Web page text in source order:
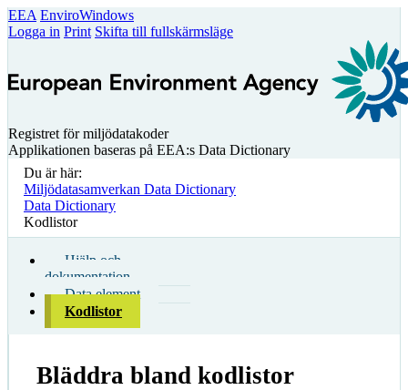
EEA EnviroWindows
Logga in Print Skifta till fullskärmsläge
Registret för miljödatakoder
Applikationen baseras på EEA:s Data Dictionary
Du är här:
Miljödatasamverkan Data Dictionary
Data Dictionary
Kodlistor
Hjälp och
dokumentation
Data element
Kodlistor
Bläddra bland kodlistor